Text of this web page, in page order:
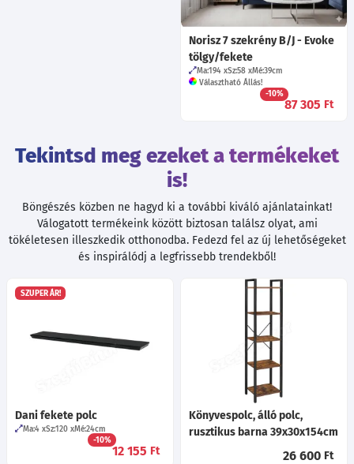
Norisz 7 szekrény B/J - Evoke
tölgy/fekete
Ma:194 Sz:58 Mé:39cm
Választható Állás!
-10%
87 305 Ft
Tekintsd meg ezeket a termékeket
is!
Böngészés közben ne hagyd ki a további kiváló ajánlatainkat!
Válogatott termékeink között biztosan találsz olyat, ami
tökéletesen illeszkedik otthonodba. Fedezd fel az új lehetőségeket
és inspirálódj a legfrissebb trendekből!
SZUPER ÁR!
Dani fekete polc
Ma:4 Sz:120 Mé:24cm
-10%
12 155 Ft
Könyvespolc, álló polc,
rusztikus barna 39x30x154cm
26 600 Ft